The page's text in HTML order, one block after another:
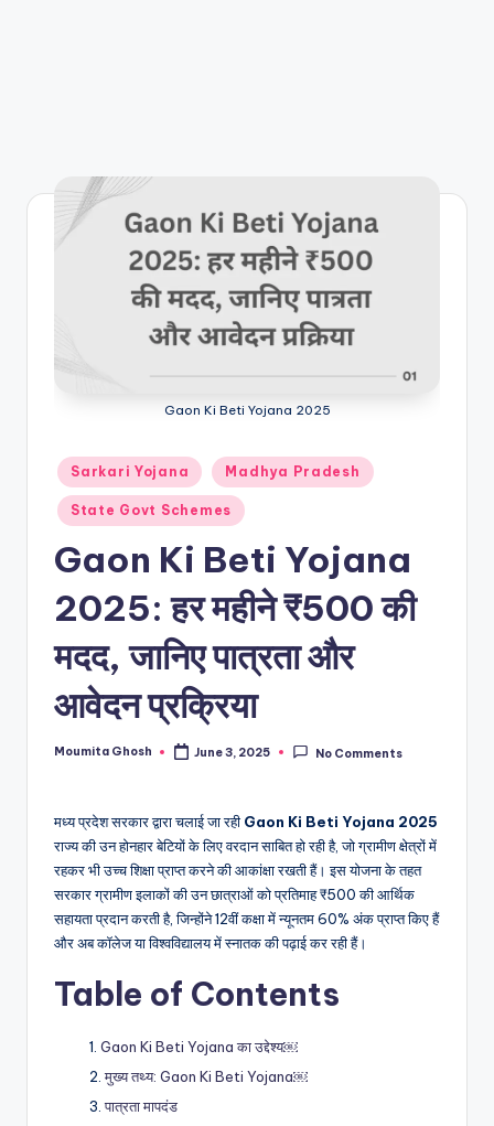
Gaon Ki Beti Yojana 2025
Posted
in
Sarkari Yojana Madhya Pradesh
State Govt Schemes
Gaon Ki Beti Yojana
2025: हर महीने ₹500 की
मदद, जानिए पात्रता और
आवेदन प्रक्रिया
Posted
Moumita Ghosh June 3, 2025 No Comments
मध्य प्रदेश सरकार द्वारा चलाई जा रही Gaon Ki Beti Yojana 2025
राज्य की उन होनहार बेटियों के लिए वरदान साबित हो रही है, जो ग्रामीण क्षेत्रों में
रहकर भी उच्च शिक्षा प्राप्त करने की आकांक्षा रखती हैं। इस योजना के तहत
सरकार ग्रामीण इलाकों की उन छात्राओं को प्रतिमाह ₹500 की आर्थिक
सहायता प्रदान करती है, जिन्होंने 12वीं कक्षा में न्यूनतम 60% अंक प्राप्त किए हैं
और अब कॉलेज या विश्वविद्यालय में स्नातक की पढ़ाई कर रही हैं।
Table of Contents
Gaon Ki Beti Yojana का उद्देश्य￼
मुख्य तथ्य: Gaon Ki Beti Yojana￼
पात्रता मापदंड